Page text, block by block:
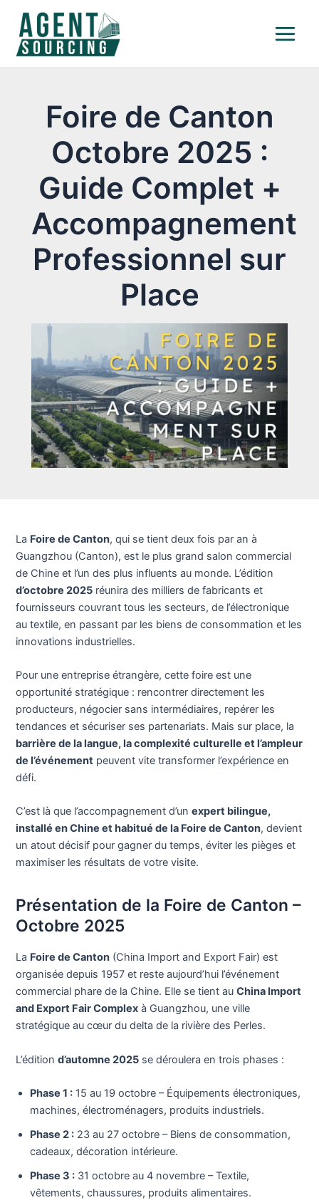
contenu
Menu
Foire de Canton
Octobre 2025 :
Guide Complet +
Accompagnement
Professionnel sur
Place
La Foire de Canton, qui se tient deux fois par an à
Guangzhou (Canton), est le plus grand salon commercial
de Chine et l’un des plus influents au monde. L’édition
d’octobre 2025 réunira des milliers de fabricants et
fournisseurs couvrant tous les secteurs, de l’électronique
au textile, en passant par les biens de consommation et les
innovations industrielles.
Pour une entreprise étrangère, cette foire est une
opportunité stratégique : rencontrer directement les
producteurs, négocier sans intermédiaires, repérer les
tendances et sécuriser ses partenariats. Mais sur place, la
barrière de la langue, la complexité culturelle et l’ampleur
de l’événement peuvent vite transformer l’expérience en
défi.
C’est là que l’accompagnement d’unexpert bilingue,
installé en Chine et habitué de la Foire de Canton, devient
un atout décisif pour gagner du temps, éviter les pièges et
maximiser les résultats de votre visite.
Présentation de la Foire de Canton –
Octobre 2025
La Foire de Canton (China Import and Export Fair) est
organisée depuis 1957 et reste aujourd’hui l’événement
commercial phare de la Chine. Elle se tient auChina Import
and Export Fair Complex à Guangzhou, une ville
stratégique au cœur du delta de la rivière des Perles.
L’éditiond’automne 2025 se déroulera en trois phases :
Phase 1 : 15 au 19 octobre – Équipements électroniques,
machines, électroménagers, produits industriels.
Phase 2 : 23 au 27 octobre – Biens de consommation,
cadeaux, décoration intérieure.
Phase 3 : 31 octobre au 4 novembre – Textile,
vêtements, chaussures, produits alimentaires.
des
articles